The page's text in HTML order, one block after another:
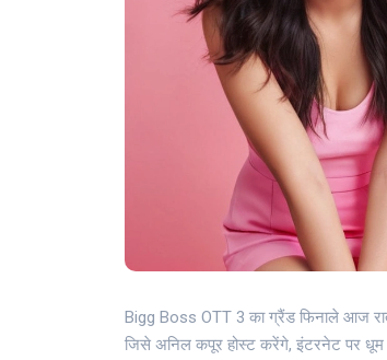
Bigg Boss OTT 3 का ग्रैंड फिनाले आज
जिसे अनिल कपूर होस्ट करेंगे, इंटरनेट पर धूम